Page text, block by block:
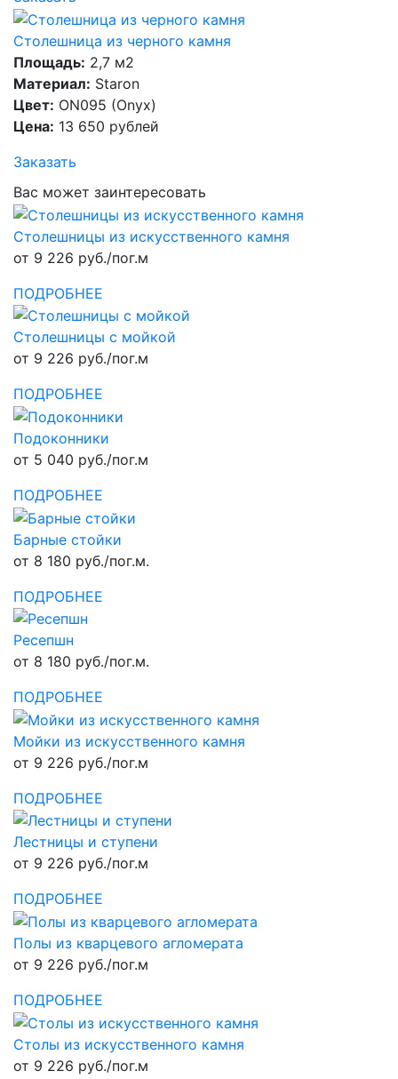
Столешница из черного камня
Площадь: 2,7 м2
Материал: Staron
Цвет: ON095 (Onyx)
Цена: 13 650 рублей
Заказать
Вас может заинтересовать
Столешницы из искусственного камня
от 9 226 руб./пог.м
ПОДРОБНЕЕ
Столешницы с мойкой
от 9 226 руб./пог.м
ПОДРОБНЕЕ
Подоконники
от 5 040 руб./пог.м
ПОДРОБНЕЕ
Барные стойки
от 8 180 руб./пог.м.
ПОДРОБНЕЕ
Ресепшн
от 8 180 руб./пог.м.
ПОДРОБНЕЕ
Мойки из искусственного камня
от 9 226 руб./пог.м
ПОДРОБНЕЕ
Лестницы и ступени
от 9 226 руб./пог.м
ПОДРОБНЕЕ
Полы из кварцевого агломерата
от 9 226 руб./пог.м
ПОДРОБНЕЕ
Столы из искусственного камня
от 9 226 руб./пог.м